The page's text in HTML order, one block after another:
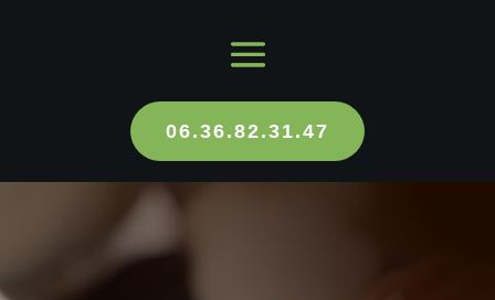
06.36.82.31.47